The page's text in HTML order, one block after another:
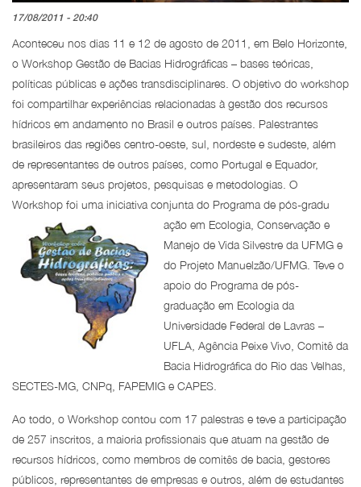
17/08/2011 - 20:40
Aconteceu nos dias 11 e 12 de agosto de 2011, em Belo Horizonte,
o Workshop Gestão de Bacias Hidrográficas – bases teóricas,
políticas públicas e ações transdisciplinares. O objetivo do workshop
foi compartilhar experiências relacionadas à gestão dos recursos
hídricos em andamento no Brasil e outros países. Palestrantes
brasileiros das regiões centro-oeste, sul, nordeste e sudeste, além
de representantes de outros países, como Portugal e Equador,
apresentaram seus projetos, pesquisas e metodologias. O
Workshop foi uma iniciativa conjunta do Programa de pós-gradu
ação em Ecologia, Conservação e
Manejo de Vida Silvestre da UFMG e
do Projeto Manuelzão/UFMG. Teve o
apoio do Programa de pós-
graduação em Ecologia da
Universidade Federal de Lavras –
UFLA, Agência Peixe Vivo, Comitê da
Bacia Hidrográfica do Rio das Velhas,
SECTES-MG, CNPq, FAPEMIG e CAPES.
Ao todo, o Workshop contou com 17 palestras e teve a participação
de 257 inscritos, a maioria profissionais que atuam na gestão de
recursos hídricos, como membros de comitês de bacia, gestores
públicos, representantes de empresas e outros, além de estudantes